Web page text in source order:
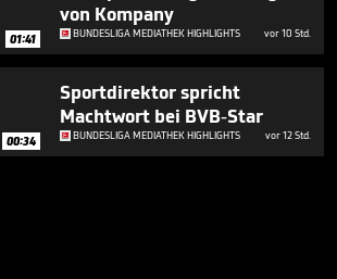
01:41
von Kompany
BUNDESLIGA MEDIATHEK HIGHLIGHTS vor 10 Std.
00:34
Sportdirektor spricht
Machtwort bei BVB-Star
BUNDESLIGA MEDIATHEK HIGHLIGHTS vor 12 Std.